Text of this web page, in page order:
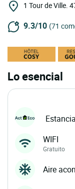
1 Tour de Ville.
9.3/10 (71
Lo esencial
WIFI
Gratuito
Aire